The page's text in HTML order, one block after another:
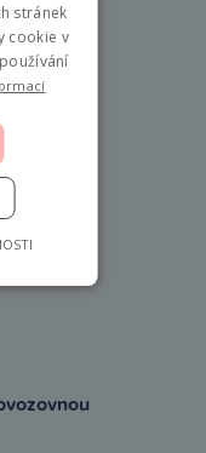
stránek
cookie v